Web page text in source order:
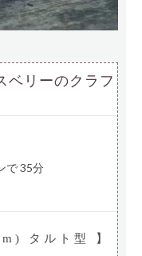
ベリーのクラフ
で 35分
タルト型 】